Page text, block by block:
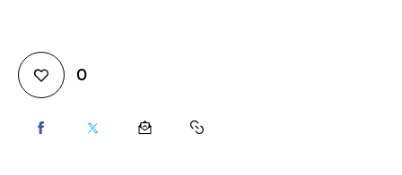
0